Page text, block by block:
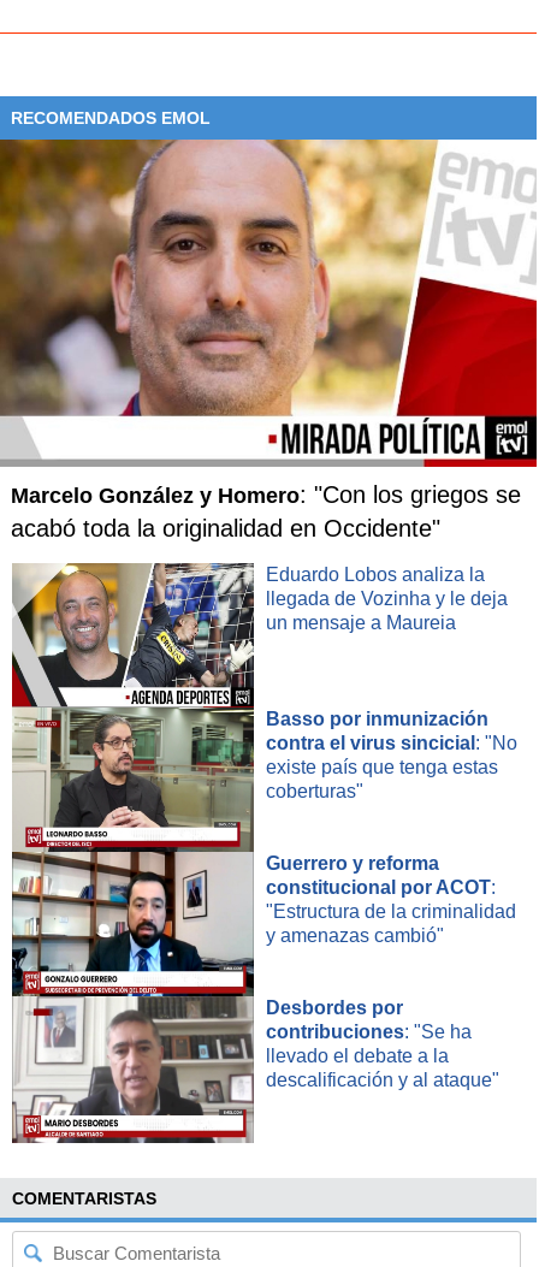
RECOMENDADOS EMOL
Marcelo González y Homero: "Con los griegos se
acabó toda la originalidad en Occidente"
Eduardo Lobos analiza la
llegada de Vozinha y le deja
un mensaje a Maureia
Basso por inmunización
contra el virus sincicial : "No
existe país que tenga estas
coberturas"
Guerrero y reforma
constitucional por ACOT:
"Estructura de la criminalidad
y amenazas cambió"
Desbordes por
contribuciones: "Se ha
llevado el debate a la
descalificación y al ataque"
COMENTARISTAS